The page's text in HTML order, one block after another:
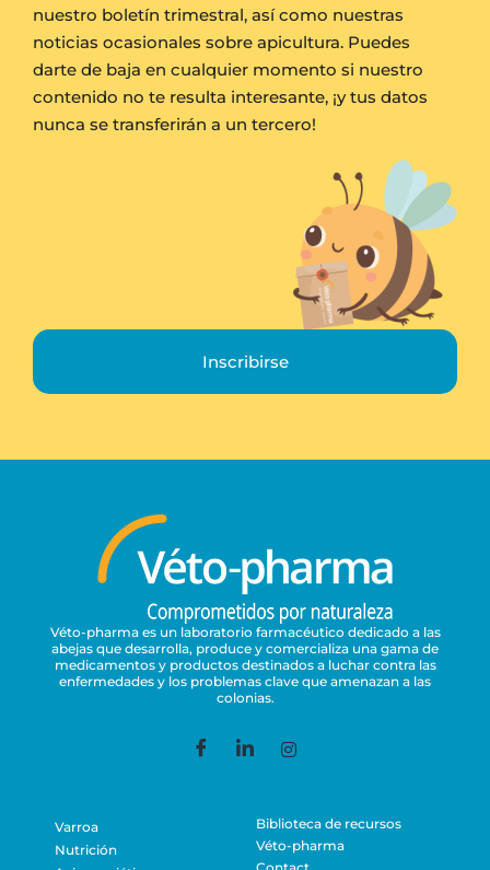
nuestro boletín trimestral, así como nuestras
noticias ocasionales sobre apicultura. Puedes
darte de baja en cualquier momento si nuestro
contenido no te resulta interesante, ¡y tus datos
nunca se transferirán a un tercero!
Inscribirse
Véto-pharma es un laboratorio farmacéutico dedicado a las
abejas que desarrolla, produce y comercializa una gama de
medicamentos y productos destinados a luchar contra las
enfermedades y los problemas clave que amenazan a las
colonias.
Varroa
Nutrición
Biblioteca de recursos
Véto-pharma